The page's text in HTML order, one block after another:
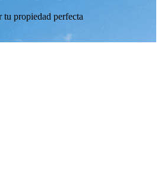
tu propiedad perfecta